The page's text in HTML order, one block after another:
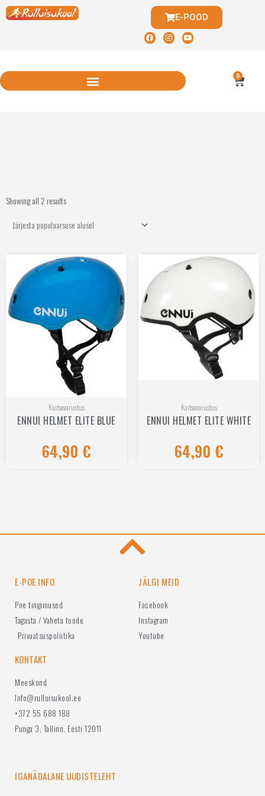
E-POOD
0
Showing all 2 results
Kaitsevarustus
ENNUI HELMET ELITE BLUE
64,90 €
Kaitsevarustus
ENNUI HELMET ELITE WHITE
64,90 €
E-POE INFO
Poe tingimused
Tagasta / Vaheta toode
Privaatsuspoliitika
JÄLGI MEID
Facebook
Instagram
Youtube
KONTAKT
Meeskond
Info@rulluisukool.ee
+372 55 688 188
Punga 3, Tallinn, Eesti 12011
IGANÄDALANE UUDISTELEHT